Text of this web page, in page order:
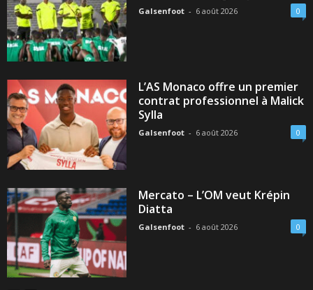
Galsenfoot - 6 août 2026 0
L’AS Monaco offre un premier
contrat professionnel à Malick
Sylla
Galsenfoot - 6 août 2026 0
Mercato – L’OM veut Krépin
Diatta
Galsenfoot - 6 août 2026 0